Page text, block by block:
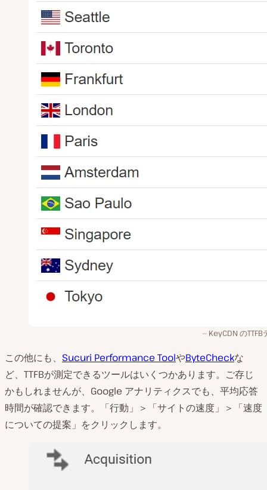
KeyCDN のTTFB
この他にも、 Sucuri Performance ToolやByteCheckな
ど、TTFBが測定できるツールはいくつかあります。ご存じ
かもしれませんが、Google アナリティクスでも、平均応答
時間が確認できます。「行動」＞「サイトの速度」＞「速度
についての提案」をクリックします。